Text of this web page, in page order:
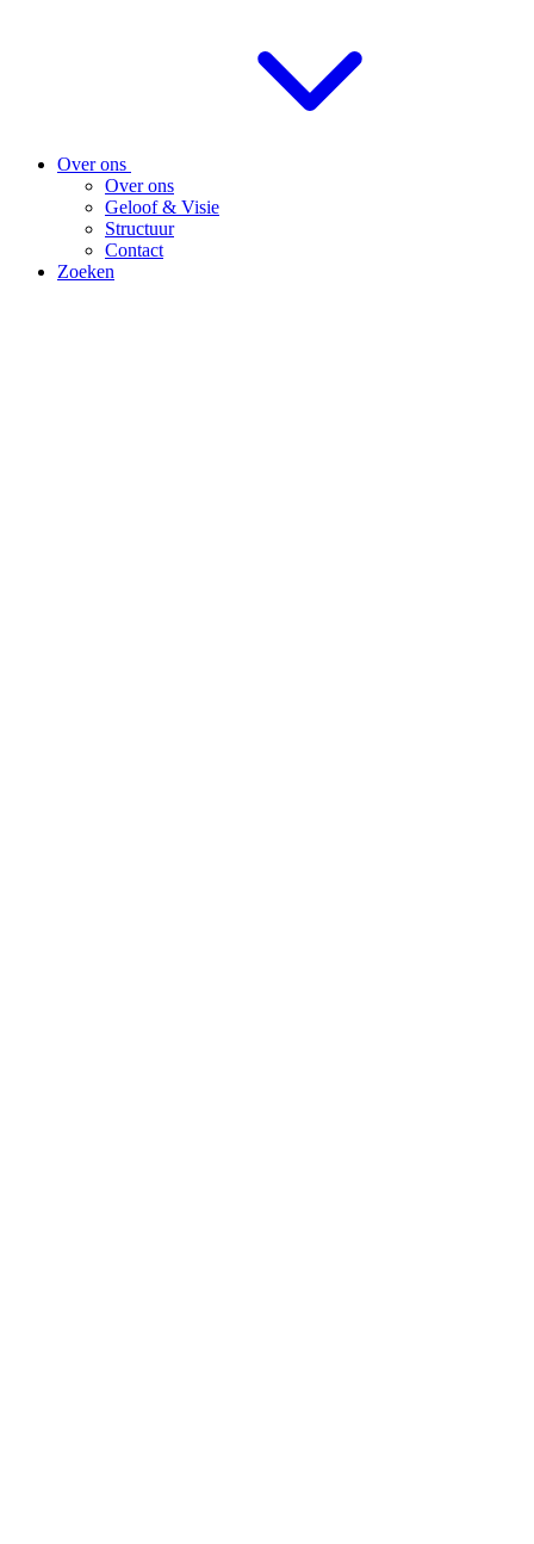
Over ons
Over ons
Geloof & Visie
Structuur
Contact
Zoeken